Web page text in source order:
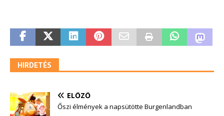
HIRDETÉS
ELŐZŐ
Őszi élmények a napsütötte Burgenlandban